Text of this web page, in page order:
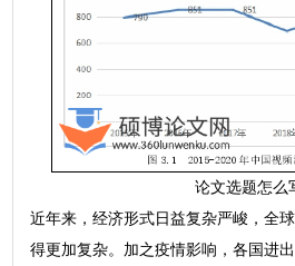
论文选题怎么
近年来，经济形式日益复杂严峻，全
得更加复杂。加之疫情影响，各国进